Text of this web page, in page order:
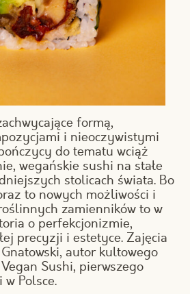
formą,
i nieoczywistymi
do tematu wciąż
wegańskie sushi na stałe
stolicach świata. Bo
to nowych możliwości i
zamienników to w
o perfekcjonizmie,
precyzji i estetyce. Zajęcia
autor kultowego
Sushi, pierwszego
Polsce.